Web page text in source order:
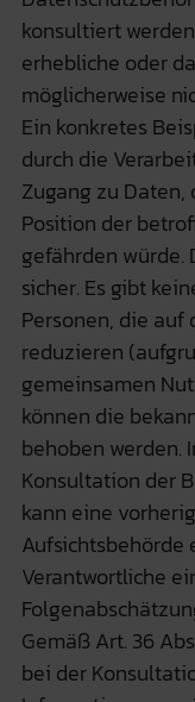
konsultiert
erhebliche oder
möglicherweise
Ein konkretes
durch die
Zugang zu
Position der
gefährden würde.
sicher. Es gibt
Personen, die auf
reduzieren
gemeinsamen
können die
behoben werden.
Konsultation der
kann eine
Aufsichtsbehörde
Verantwortliche
Gemäß Art. 36
bei der